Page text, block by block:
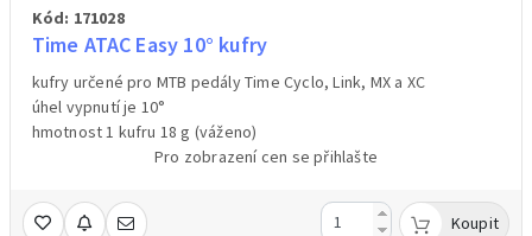
Kód: 171028
Time ATAC Easy 10° kufry
kufry určené pro MTB pedály Time Cyclo, Link, MX a XC
úhel vypnutí je 10°
hmotnost 1 kufru 18 g (váženo)
Pro zobrazení cen se přihlašte
Koupit